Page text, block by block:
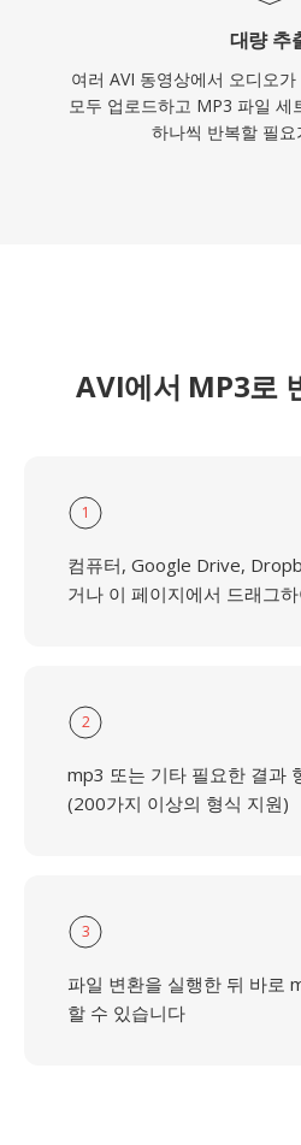
대량 추
여러 AVI 동영상에서 오디오
모두 업로드하고 MP3 파일
하나씩 반복할 필요
AVI에서 MP3로
1
컴퓨터, Google Drive,
거나 이 페이지에서 드래그
2
mp3 또는 기타 필요한 결과
(200가지 이상의 형식 지원)
3
파일 변환을 실행한 뒤 바로
할 수 있습니다